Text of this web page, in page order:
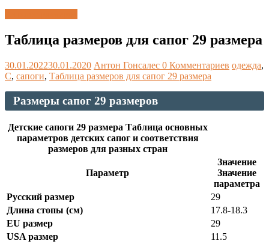
Таблица размеров для сапог 29 размера
30.01.202230.01.2020 Антон Гонсалес 0 Комментариев одежда,
С, сапоги, Таблица размеров для сапог 29 размера
Размеры сапог 29 размеров
Детские сапоги 29 размера Таблица основных
параметров детских сапог и соответствия
размеров для разных стран
Параметр
Значение
Значение
параметра
Русский размер
29
Длина стопы (см)
17.8-18.3
EU размер
29
USA размер
11.5